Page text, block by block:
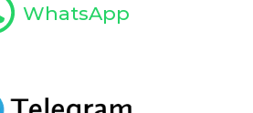
WhatsApp